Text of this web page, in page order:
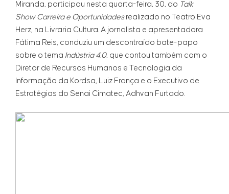
Miranda, participou nesta quarta-feira, 30, do Talk
Show Carreira e Oportunidadesrealizado no Teatro Eva
Herz, na Livraria Cultura. A jornalista e apresentadora
Fátima Reis, conduziu um descontraído bate-papo
sobre o tema Indústria 4.0, que contou também com o
Diretor de Recursos Humanos e Tecnologia da
Informação da Kordsa, Luiz França e o Executivo de
Estratégias do Senai Cimatec, Adhvan Furtado.